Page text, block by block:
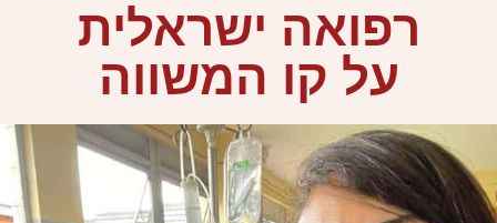
רפואה ישראלית
על קו המשווה